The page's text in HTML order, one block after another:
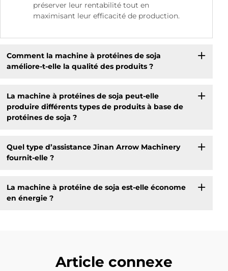
préserver leur rentabilité tout en
maximisant leur efficacité de production.
Comment la machine à protéines de soja
améliore-t-elle la qualité des produits ?
La machine à protéines de soja peut-elle
produire différents types de produits à base de
protéines de soja ?
Quel type d’assistance Jinan Arrow Machinery
fournit-elle ?
La machine à protéine de soja est-elle économe
en énergie ?
Article connexe